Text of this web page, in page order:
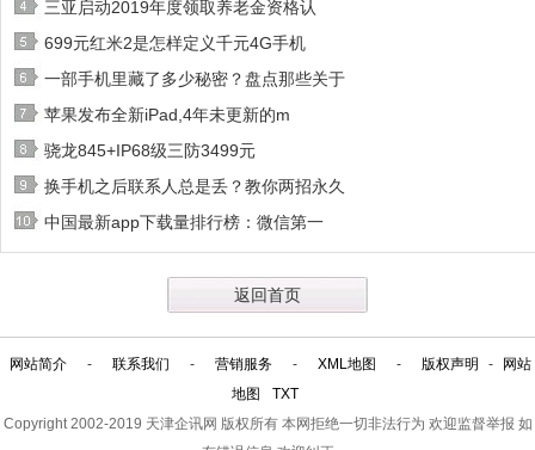
三亚启动2019年度领取养老金资格认
699元红米2是怎样定义千元4G手机
一部手机里藏了多少秘密？盘点那些关于
苹果发布全新iPad,4年未更新的m
骁龙845+IP68级三防3499元
换手机之后联系人总是丢？教你两招永久
中国最新app下载量排行榜：微信第一
返回首页
网站简介 - 联系我们 - 营销服务 - XML地图 - 版权声明 -
网站
地图
TXT
Copyright 2002-2019 天津企讯网 版权所有 本网拒绝一切非法行为 欢迎监督举报 如